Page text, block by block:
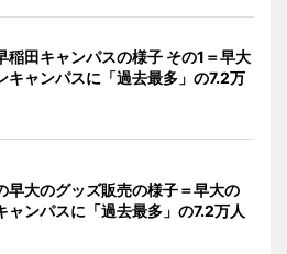
稲田キャンパスの様子 その1＝早大
キャンパスに「過去最多」の7.2万
早大のグッズ販売の様子＝早大の
ャンパスに「過去最多」の7.2万人